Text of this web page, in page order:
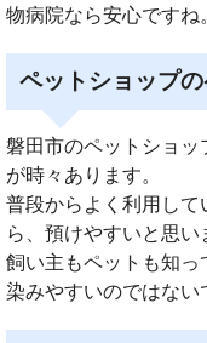
物病院なら安心ですね
ペットショップの
磐田市のペットショ
が時々あります。
普段からよく利用し
ら、預けやすいと思い
飼い主もペットも知っ
染みやすいのではない